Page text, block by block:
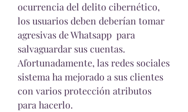
ocurrencia del delito cibernético,
los usuarios deben deberían tomar
agresivas de Whatsapp  para
salvaguardar sus cuentas.
Afortunadamente, las redes sociales
sistema ha mejorado a sus clientes
con varios protección atributos
para hacerlo.